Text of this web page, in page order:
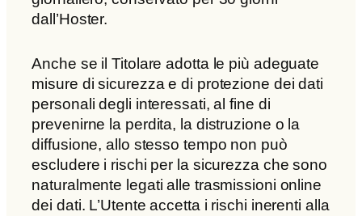
dall’Hoster.
Anche se il Titolare adotta le più adeguate
misure di sicurezza e di protezione dei dati
personali degli interessati, al fine di
prevenirne la perdita, la distruzione o la
diffusione, allo stesso tempo non può
escludere i rischi per la sicurezza che sono
naturalmente legati alle trasmissioni online
dei dati. L’Utente accetta i rischi inerenti alla